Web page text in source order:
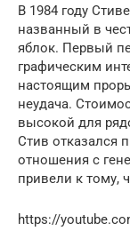
В 1984 году
названный в
яблок. Первый
графическим
настоящим
неудача.
высокой для
Стив отказался
отношения с
привели к тому,
https://